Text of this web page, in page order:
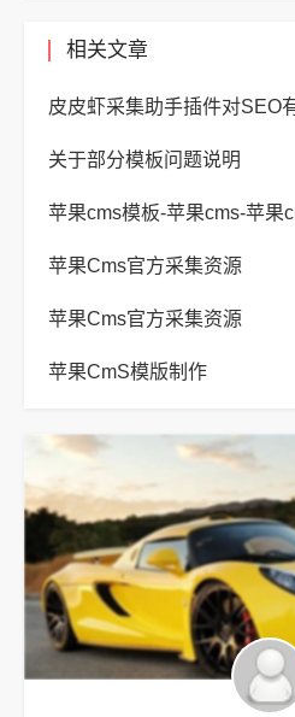
相关文章
皮皮虾采集助手插件对SEO
关于部分模板问题说明
苹果cms模板-苹果cms-苹果
苹果Cms官方采集资源
苹果Cms官方采集资源
苹果CmS模版制作